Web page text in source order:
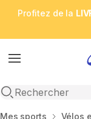
Profitez de la
Menu
Open search
Accueil
Mes sports Vélos